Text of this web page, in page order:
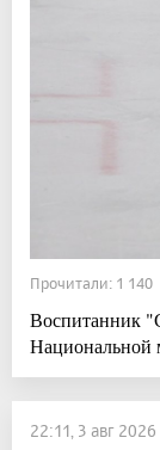
Прочитали: 1
Воспитанник
Национальной
22:11, 3 авг 2026